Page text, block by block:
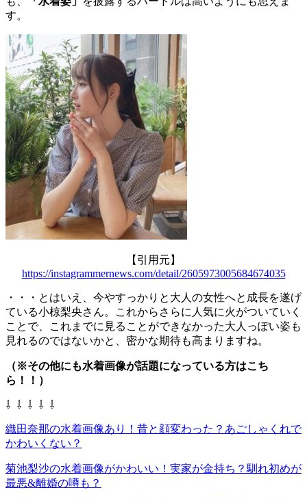
す。
【引用元】
https://instagrammernews.com/detail/2605973005684674035
・・・とはいえ、今やすっかりと大人の女性へと成長を遂げ
ている小椋梨央さん。
これからさらに人気に火がついていく
ことで、これまでに見ることができなかった大人っぽい姿も
見れるのではないかと、密かな期待も高まりますね。
（※その他にも水着画像が話題になっている方はこち
ら！！）
⇩ ⇩ ⇩ ⇩ ⇩
織田奈那の水着画像あり！昔と顔変わった？あごしゃくれで
かわいくない？
菊池梨沙の水着画像がかわいい！実家が金持ち？馴れ初めが
最悪&離婚の噂も？